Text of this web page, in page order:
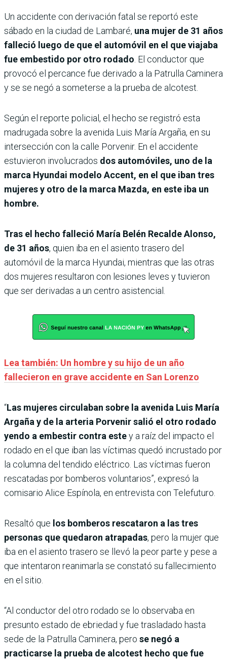
Un accidente con derivación fatal se reportó este
sábado en la ciudad de Lambaré, una mujer de 31 años
falleció luego de que el automóvil en el que viajaba
fue embestido por otro rodado . El conductor que
provocó el percance fue derivado a la Patrulla Caminera
y se se negó a someterse a la prueba de alcotest.
Según el reporte policial, el hecho se registró esta
madrugada sobre la avenida Luis María Argaña, en su
intersección con la calle Porvenir. En el accidente
estuvieron involucrados dos automóviles, uno de la
marca Hyundai modelo Accent, en el que iban tres
mujeres y otro de la marca Mazda, en este iba un
hombre.
Tras el hecho falleció María Belén Recalde Alonso,
de 31 años, quien iba en el asiento trasero del
automóvil de la marca Hyundai, mientras que las otras
dos mujeres resultaron con lesiones leves y tuvieron
que ser derivadas a un centro asistencial.
Lea también: Un hombre y su hijo de un año
fallecieron en grave accidente en San Lorenzo
“Las mujeres circulaban sobre la avenida Luis María
Argaña y de la arteria Porvenir salió el otro rodado
yendo a embestir contra estey a raíz del impacto el
rodado en el que iban las víctimas quedó incrustado por
la columna del tendido eléctrico. Las víctimas fueron
rescatadas por bomberos voluntarios”, expresó la
comisario Alice Espínola, en entrevista con Telefuturo.
Resaltó que los bomberos rescataron a las tres
personas que quedaron atrapadas, pero la mujer que
iba en el asiento trasero se llevó la peor parte y pese a
que intentaron reanimarla se constató su fallecimiento
en el sitio.
“Al conductor del otro rodado se lo observaba en
presunto estado de ebriedad y fue trasladado hasta
sede de la Patrulla Caminera, pero se negó a
practicarse la prueba de alcotest hecho que fue